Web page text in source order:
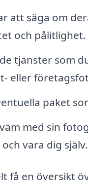
att säga om
och pålitlighet.
tjänster som
eller
paket
med sin
vara dig själv.
få en översikt